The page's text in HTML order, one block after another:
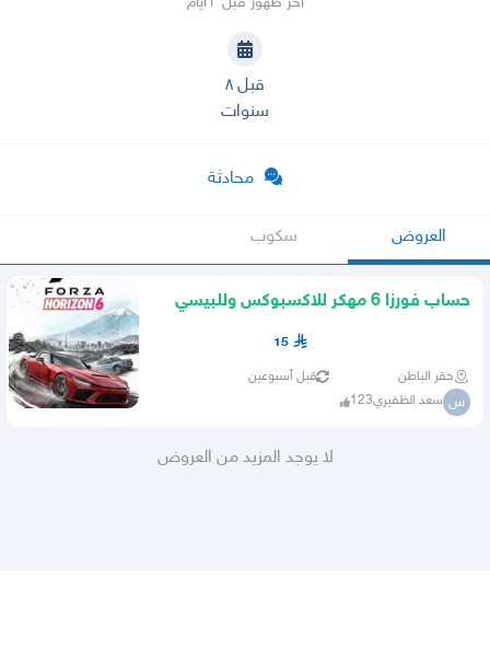
قبل ٨
سنوات
محادثة
العروض سكوب
حساب فورزا 6 مهكر للاكسبوكس وللبيسي
15
حفر الباطن قبل أسبوعين
س سعد الظفيري123
لا يوجد المزيد من العروض